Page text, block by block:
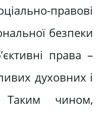
правові
безпеки
права –
духовних і
Таким чином,